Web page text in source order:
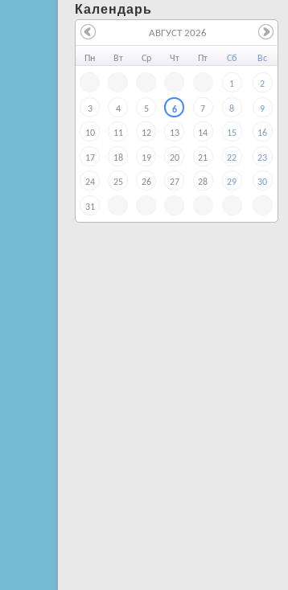
Календарь
Пн Вт Ср Чт Пт Сб Вс
1 2
3 4 5 6 7 8 9
10 11 12 13 14 15 16
17 18 19 20 21 22 23
24 25 26 27 28 29 30
31
АВГУСТ 2026